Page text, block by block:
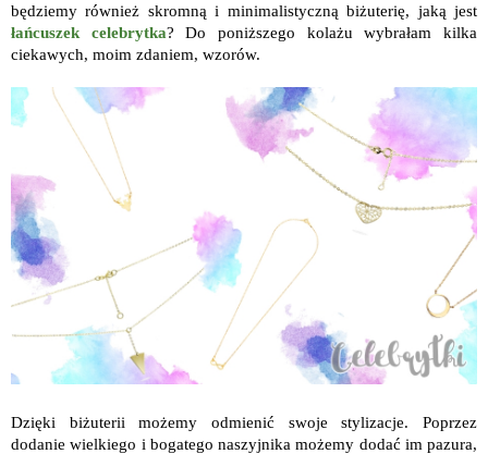
będziemy również skromną i minimalistyczną biżuterię, jaką jest
łańcuszek celebrytka? Do poniższego kolażu wybrałam kilka
ciekawych, moim zdaniem, wzorów.
Dzięki biżuterii możemy odmienić swoje stylizacje. Poprzez
dodanie wielkiego i bogatego naszyjnika możemy dodać im pazura,